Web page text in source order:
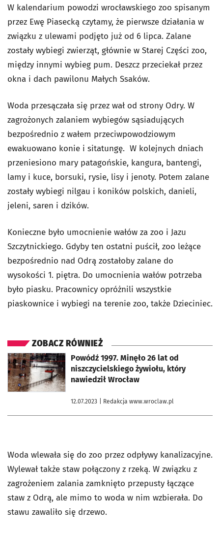
W kalendarium powodzi wrocławskiego zoo spisanym
przez Ewę Piasecką czytamy, że pierwsze działania w
związku z ulewami podjęto już od 6 lipca. Zalane
zostały wybiegi zwierząt, głównie w Starej Części zoo,
między innymi wybieg pum. Deszcz przeciekał przez
okna i dach pawilonu Małych Ssaków.
Woda przesączała się przez wał od strony Odry. W
zagrożonych zalaniem wybiegów sąsiadujących
bezpośrednio z wałem przeciwpowodziowym
ewakuowano konie i sitatungę. W kolejnych dniach
przeniesiono mary patagońskie, kangura, bantengi,
lamy i kuce, borsuki, rysie, lisy i jenoty. Potem zalane
zostały wybiegi nilgau i koników polskich, danieli,
jeleni, saren i dzików.
Konieczne było umocnienie wałów za zoo i Jazu
Szczytnickiego. Gdyby ten ostatni puścił, zoo leżące
bezpośrednio nad Odrą zostałoby zalane do
wysokości 1. piętra. Do umocnienia wałów potrzeba
było piasku. Pracownicy opróżnili wszystkie
piaskownice i wybiegi na terenie zoo, także Dzieciniec.
ZOBACZ RÓWNIEŻ
Powódź 1997. Minęło 26 lat od
niszczycielskiego żywiołu, który
nawiedził Wrocław
12.07.2023 | Redakcja www.wroclaw.pl
otworzy się w nowej karcie
Woda wlewała się do zoo przez odpływy kanalizacyjne.
Wylewał także staw połączony z rzeką. W związku z
zagrożeniem zalania zamknięto przepusty łączące
staw z Odrą, ale mimo to woda w nim wzbierała. Do
stawu zawaliło się drzewo.